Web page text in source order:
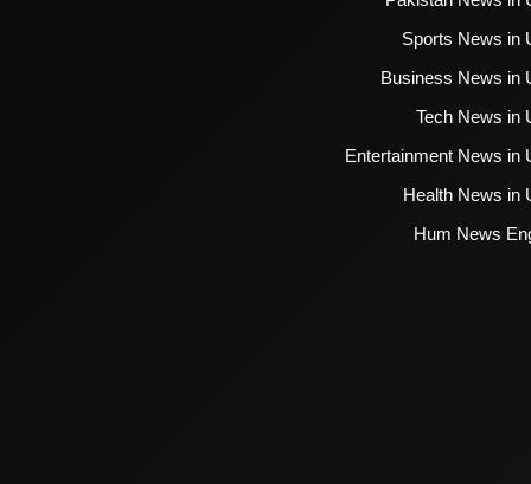
Sports News in
Business News in
Tech News in
Entertainment News in
Health News in
Hum News